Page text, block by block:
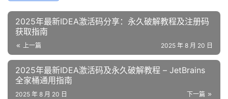
2025年最新IDEA激活码分享：永久破解教程及注册码
获取指南
上一篇 2025 年 8 月 20 日
2025年最新IDEA激活码及永久破解教程 – JetBrains
全家桶通用指南
下一篇
2025 年 8 月 20 日